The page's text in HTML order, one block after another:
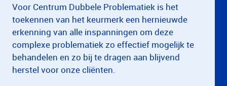
Voor Centrum Dubbele Problematiek is het
toekennen van het keurmerk een hernieuwde
erkenning van alle inspanningen om deze
complexe problematiek zo effectief mogelijk te
behandelen en zo bij te dragen aan blijvend
herstel voor onze cliënten.